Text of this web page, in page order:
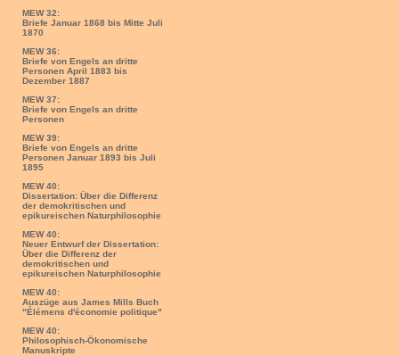
MEW 32:
Briefe Januar 1868 bis Mitte Juli
1870
MEW 36:
Briefe von Engels an dritte
Personen April 1883 bis
Dezember 1887
MEW 37:
Briefe von Engels an dritte
Personen
MEW 39:
Briefe von Engels an dritte
Personen Januar 1893 bis Juli
1895
MEW 40:
Dissertation: Über die Differenz
der demokritischen und
epikureischen Naturphilosophie
MEW 40:
Neuer Entwurf der Dissertation:
Über die Differenz der
demokritischen und
epikureischen Naturphilosophie
MEW 40:
Auszüge aus James Mills Buch
"Élémens d'économie politique"
MEW 40:
Philosophisch-Ökonomische
Manuskripte